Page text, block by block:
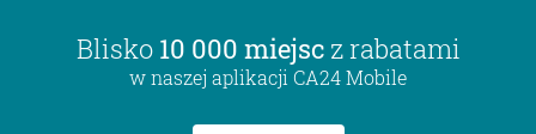
Blisko 10 000 miejsc z rabatami
w naszej aplikacji CA24 Mobile